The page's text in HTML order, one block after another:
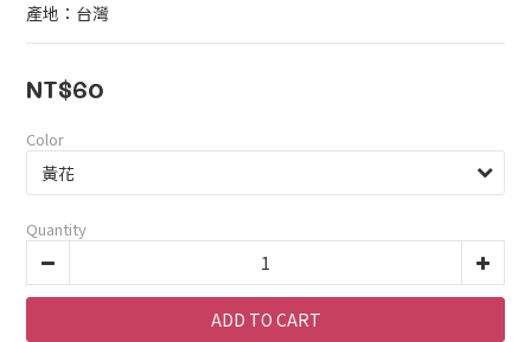
產地：台灣
NT$60
Color
Quantity
ADD TO CART